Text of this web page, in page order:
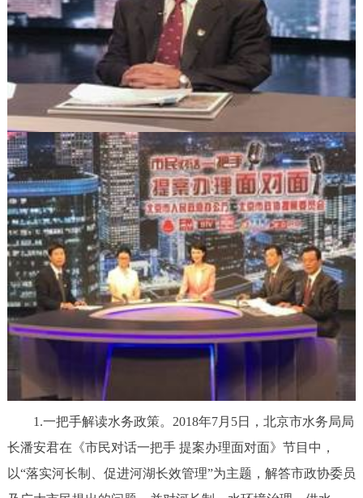
1.一把手解读水务政策。2018年7月5日，北京市水务局局
长潘安君在《市民对话一把手 提案办理面对面》节目中，
以“落实河长制、促进河湖长效管理”为主题，解答市政协委员